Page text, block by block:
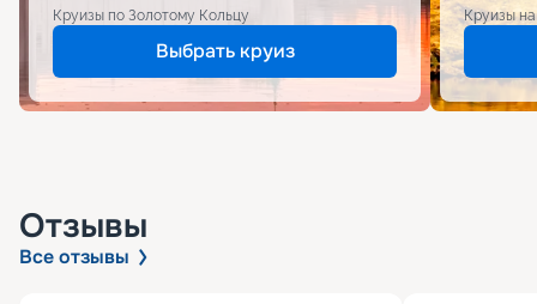
Круизы по Золотому Кольцу
Выбрать круиз
Круизы
Отзывы
Все отзывы